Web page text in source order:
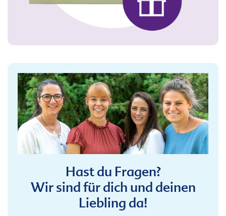
Hast du Fragen?
Wir sind für dich und deinen
Liebling da!